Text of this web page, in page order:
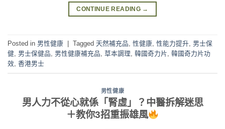
CONTINUE READING →
Posted in 男性健康 | Tagged 天然補充品 性健康 性能力提升 男士保
健 男士保健品 男性健康補充品 草本調理 韓國奇力片 韓國奇力片功
效 香港男士
男性健康
男人力不從心就係「腎虛」？中醫拆解迷思
＋教你3招重振雄風